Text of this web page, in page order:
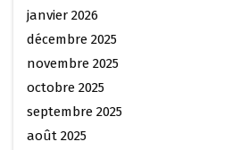
janvier 2026
décembre 2025
novembre 2025
octobre 2025
septembre 2025
août 2025